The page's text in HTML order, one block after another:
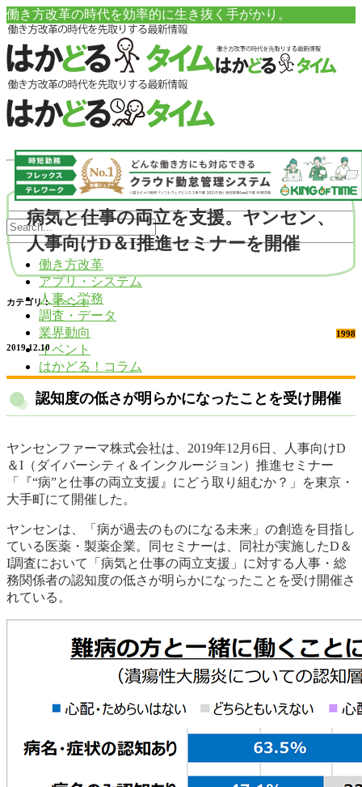
働き方改革の時代を効率的に生き抜く手がかり。
働き方改革
アプリ・システム
人事・労務
調査・データ
業界動向
イベント
はかどる！コラム
病気と仕事の両立を支援。ヤンセン、
人事向けD＆I推進セミナーを開催
カテゴリ： イベント
1998
2019.12.10
認知度の低さが明らかになったことを受け開催
ヤンセンファーマ株式会社は、2019年12月6日、人事向けD
＆I（ダイバーシティ＆インクルージョン）推進セミナー
「『“病”と仕事の両立支援』にどう取り組むか？」を東京・
大手町にて開催した。
ヤンセンは、「病が過去のものになる未来」の創造を目指し
ている医薬・製薬企業。同セミナーは、同社が実施したD＆
I調査において「病気と仕事の両立支援」に対する人事・総
務関係者の認知度の低さが明らかになったことを受け開催さ
れている。